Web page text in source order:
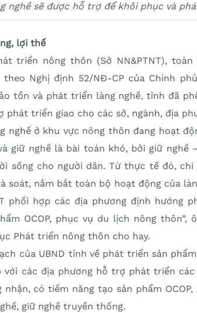
nghề sẽ được hỗ trợ để khôi phục và
lợi thế
triển nông thôn (Sở NN&PTNT),
theo Nghị định 52/NĐ-CP của Chính
tồn và phát triển làng nghề, tỉnh đã
phát triển giao cho các sở, ngành, địa
nghề ở khu vực nông thôn đang hoạt
giữ nghề là bài toán khó, bởi giữ nghề
sống cho người dân. Từ thực tế đó,
soát, nắm bắt toàn bộ hoạt động của
phối hợp các địa phương định hướng
OCOP, phục vụ du lịch nông thôn”,
Phát triển nông thôn cho hay.
của UBND tỉnh về phát triển sản phẩm
với các địa phương hỗ trợ phát triển các
nhận, có tiềm năng tạo sản phẩm
giữ nghề truyền thống.